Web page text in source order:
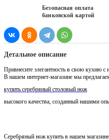
Безопасная оплата
банковской картой
Детальное описание
Привнесите элегантность в свою кухню
В нашем интернет-магазине мы
купить серебряный столовый нож
высокого качества, созданный нашими
Серебряный нож купить в нашем